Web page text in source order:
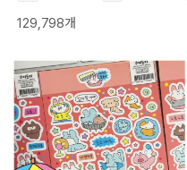
129,798개